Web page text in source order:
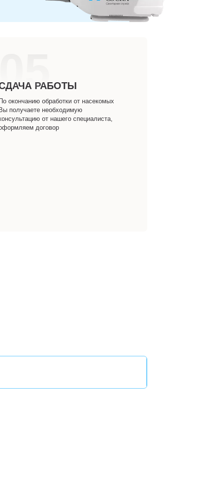
РАБОТЫ
По окончанию обработки от насекомых
Вы получаете необходимую
от нашего специалиста,
договор